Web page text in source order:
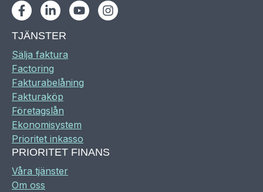
FacebookLinkedInYoutubeInstagram
TJÄNSTER
Sälja faktura
Factoring
Fakturabelåning
Fakturaköp
Företagslån
Ekonomisystem
Prioritet inkasso
PRIORITET FINANS
Våra tjänster
Om oss